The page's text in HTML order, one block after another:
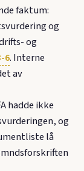
faktum:
og
og
6. Interne
av
hadde ikke
og
lå